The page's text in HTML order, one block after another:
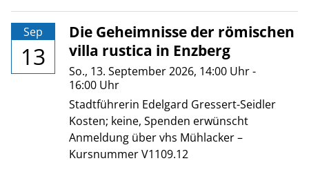
Sep
13
Die Geheimnisse der römischen
villa rustica in Enzberg
So., 13. September 2026, 14:00 Uhr-
16:00 Uhr
Stadtführerin Edelgard Gressert-Seidler
Kosten; keine, Spenden erwünscht
Anmeldung über vhs Mühlacker –
Kursnummer V1109.12